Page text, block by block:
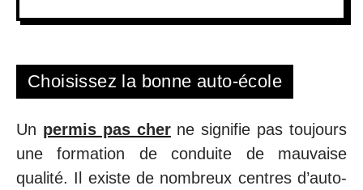
Choisissez la bonne auto-école
Un permis pas cherne signifie pas toujours
une formation de conduite de mauvaise
qualité. Il existe de nombreux centres d’auto-